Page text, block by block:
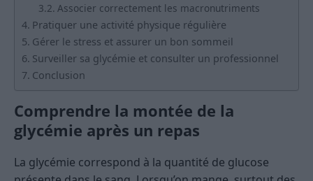
Associer correctement les macronutriments
Pratiquer une activité physique régulière
Gérer le stress et assurer un bon sommeil
Surveiller sa glycémie et consulter un professionnel
Conclusion
Comprendre la montée de la
glycémie après un repas
La glycémie correspond à la quantité de glucose